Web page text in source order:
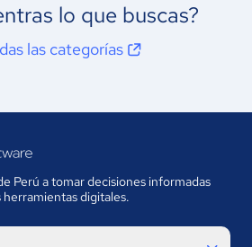
lo que buscas?
las categorías
Perú a tomar decisiones informadas
digitales.